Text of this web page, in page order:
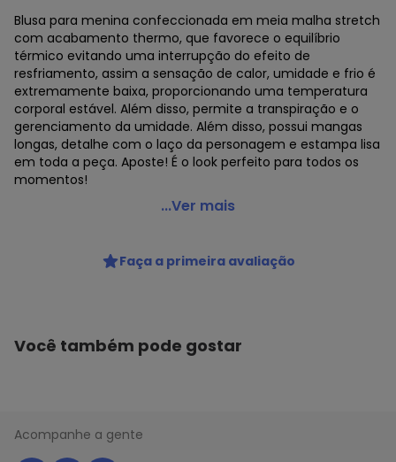
Blusa para menina confeccionada em meia malha stretch
com acabamento thermo, que favorece o equilíbrio
térmico evitando uma interrupção do efeito de
resfriamento, assim a sensação de calor, umidade e frio é
extremamente baixa, proporcionando uma temperatura
corporal estável. Além disso, permite a transpiração e o
gerenciamento da umidade. Além disso, possui mangas
longas, detalhe com o laço da personagem e estampa lisa
em toda a peça. Aposte! É o look perfeito para todos os
momentos!
Lilica Ripilica - Blusa com Tecnologia Thermo Bebê
Código do produto: 6926031
Modelagem: Ampla
20.454.870/0015-4
Composição: Algodão 96% elastano 4%
...Ver mais
Faça a primeira avaliação
Você também pode gostar
Acompanhe a gente